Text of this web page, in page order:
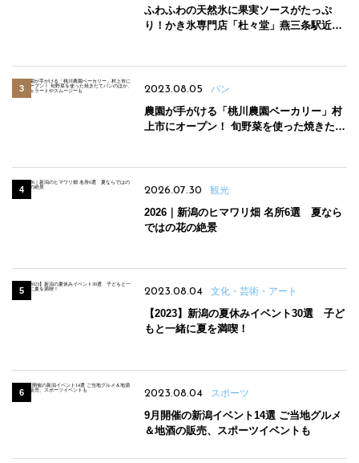
ふわふわの天然氷に果実ソースがたっぷ
り！かき氷専門店「杜々堂」燕三条駅近く
2023.08.05 パン
農園が手がける「桃川農園ベーカリー」村
上市にオープン！ 旬野菜を使った焼きたて
2026.07.30 観光
2026｜新潟のヒマワリ畑 名所6選 夏なら
ではの花の絶景
2023.08.04 文化・芸術・アート
【2023】新潟の夏休みイベント30選 子ど
もと一緒に夏を満喫！
2023.08.04 スポーツ
9月開催の新潟イベント14選 ご当地グルメ
＆地酒の販売、スポーツイベントも